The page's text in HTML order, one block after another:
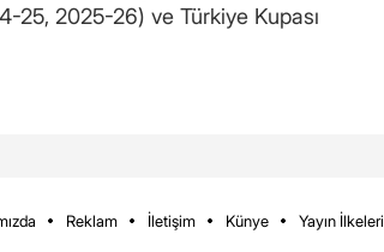
25, 2025-26) ve Türkiye Kupası
Reklam İletişim Künye Yayın İlkeleri